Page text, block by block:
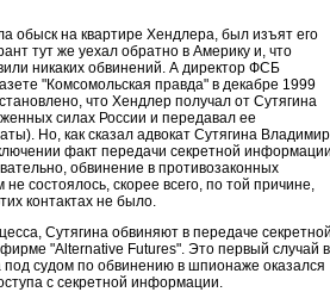
обыск на квартире Хендлера, был изъят его
тут же уехал обратно в Америку и, что
никаких обвинений. А директор ФСБ
"Комсомольская правда" в декабре 1999
что Хендлер получал от Сутягина
силах России и передавал ее
Но, как сказал адвокат Сутягина Владимир
факт передачи секретной информации
обвинение в противозаконных
состоялось, скорее всего, по той причине,
контактах не было.
Сутягина обвиняют в передаче секретной
"Alternative Futures". Это первый случай в
под судом по обвинению в шпионаже оказался
с секретной информации.